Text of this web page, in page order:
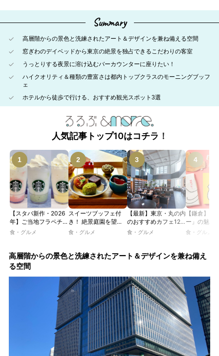
Summary
高層階からの景色と洗練されたアート＆デザインを兼ね備える空間
窓ぎわのデイベッドから東京の絶景を独占できるこだわりの客室
うっとりする夜景に溶け込むバーカウンターに座りたい！
ハイクオリティ＆種類の豊富さは都内トップクラスのモーニングブッフ
ェ
ホテルから徒歩で行ける、おすすめ観光スポット3選
人気記事トップ10はコチラ！
【スタバ新作・2026
年】ご当地フラペチー
ノが新登場！ 地域と
JIMOTO
PROGRAM」が青
森・群馬・沖縄で始
動。6種類を飲んで実
食・グルメ
スイーツブッフェ付
き！ 絶景庭園を望む
ホテルレストランで味
ツトレンドVol.105】
食・グルメ
【最新】東京・丸の内
のおすすめカフェ12
選｜ひとりでゆったり
るカフェ、優雅なホテ
食・グルメ
【鎌倉】「
ー」の魅力
説！ 定番商
食・グルメ
高層階からの景色と洗練されたアート＆デザインを兼ね備え
る空間